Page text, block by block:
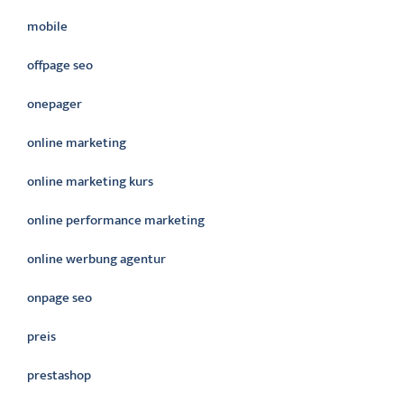
mobile
offpage seo
onepager
online marketing
online marketing kurs
online performance marketing
online werbung agentur
onpage seo
preis
prestashop